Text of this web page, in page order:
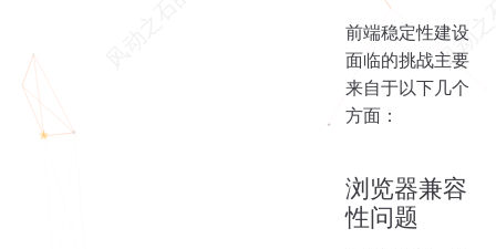
前端稳定性建设
面临的挑战主要
来自于以下几个
方面：
浏览器兼容
性问题